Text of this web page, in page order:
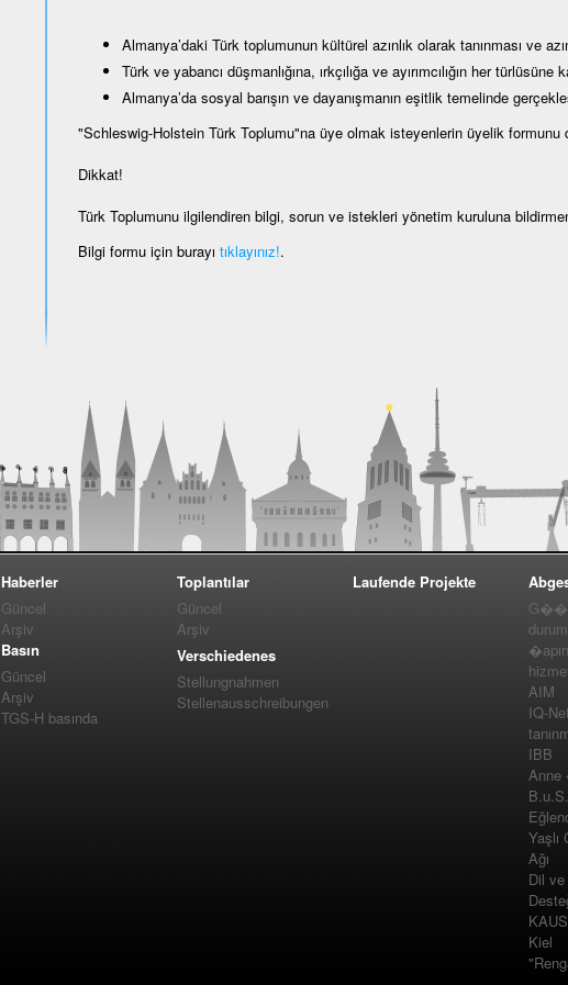
Almanya’daki Türk toplumunun kültürel azınlık olarak tanınması ve
Türk ve yabancı düşmanlığına, ırkçılığa ve ayırımcılığın her
Almanya’da sosyal barışın ve dayanışmanın eşitlik temelinde
"Schleswig-Holstein Türk Toplumu"na üye olmak isteyenlerin üyelik formunu
Dikkat!
Türk Toplumunu ilgilendiren bilgi, sorun ve istekleri yönetim kuruluna
Bilgi formu için burayı tıklayınız!.
Haberler
Güncel
Arşiv
Basın
Güncel
Arşiv
TGS-H basında
Toplantılar
Güncel
Arşiv
Verschiedenes
Stellungnahmen
Stellenausschreibungen
Laufende Projekte
AIM
IQ-
IBB
Anne
Ağı
Dil
Kiel